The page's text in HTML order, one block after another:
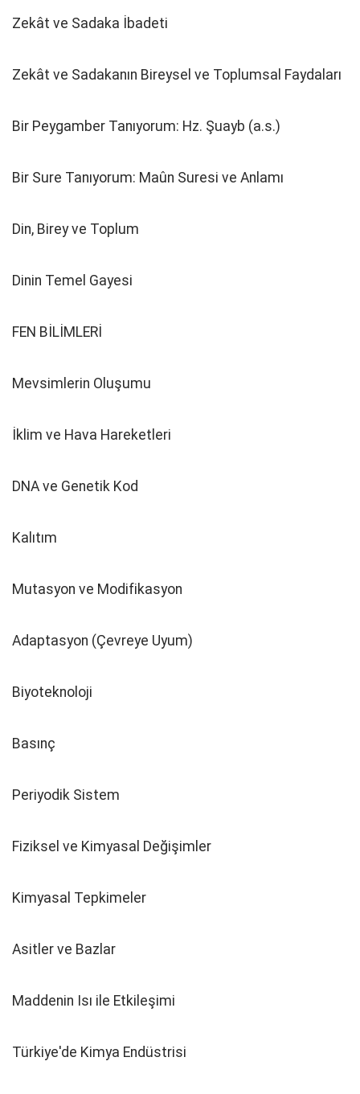
Zekât ve Sadaka İbadeti
Zekât ve Sadakanın Bireysel ve Toplumsal Faydaları
Bir Peygamber Tanıyorum: Hz. Şuayb (a.s.)
Bir Sure Tanıyorum: Maûn Suresi ve Anlamı
Din, Birey ve Toplum
Dinin Temel Gayesi
FEN BİLİMLERİ
Mevsimlerin Oluşumu
İklim ve Hava Hareketleri
DNA ve Genetik Kod
Kalıtım
Mutasyon ve Modifikasyon
Adaptasyon (Çevreye Uyum)
Biyoteknoloji
Basınç
Periyodik Sistem
Fiziksel ve Kimyasal Değişimler
Kimyasal Tepkimeler
Asitler ve Bazlar
Maddenin Isı ile Etkileşimi
Türkiye'de Kimya Endüstrisi